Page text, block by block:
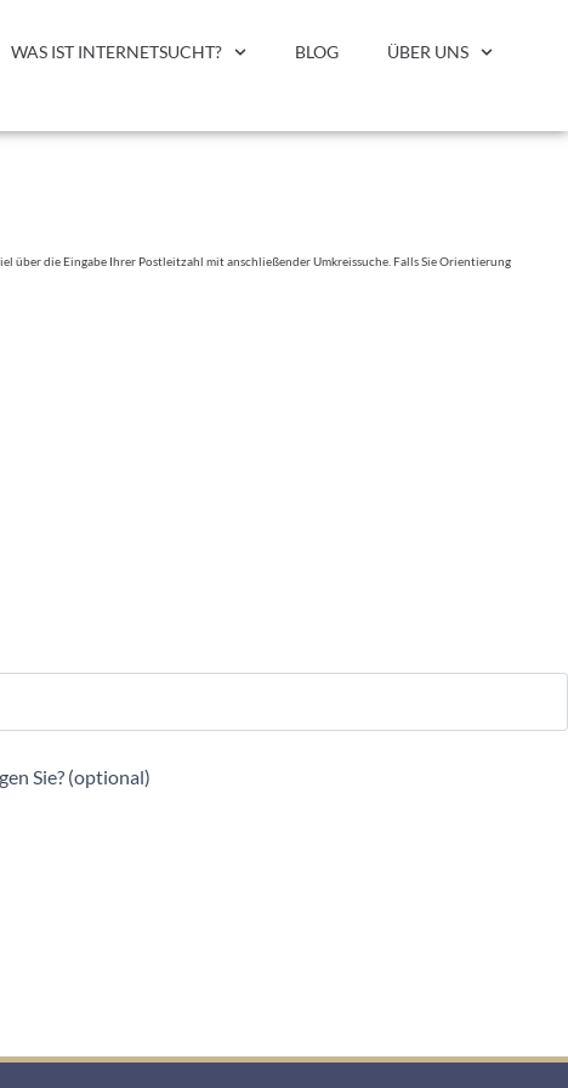
WAS IST INTERNETSUCHT? BLOG ÜBER UNS
über die Eingabe Ihrer Postleitzahl mit anschließender Umkreissuche. Falls Sie Orientierung
Sie? (optional)